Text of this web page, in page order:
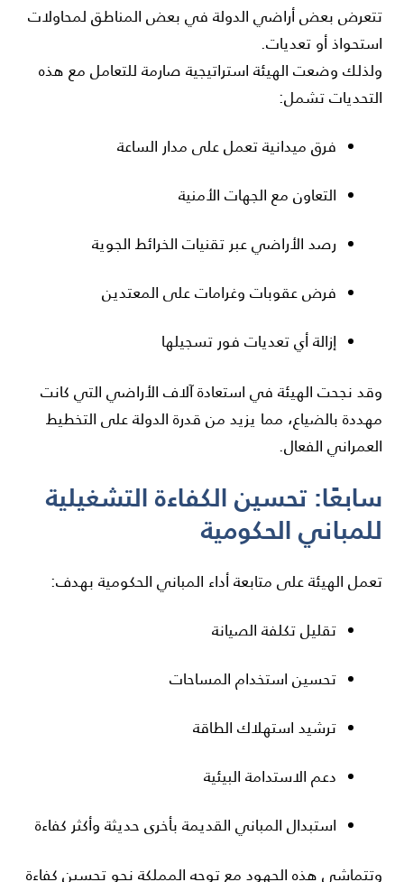
تتعرض بعض أراضي الدولة في بعض المناطق لمحاولات
استحواذ أو تعديات.
ولذلك وضعت الهيئة استراتيجية صارمة للتعامل مع هذه
التحديات تشمل:
فرق ميدانية تعمل على مدار الساعة
التعاون مع الجهات الأمنية
رصد الأراضي عبر تقنيات الخرائط الجوية
فرض عقوبات وغرامات على المعتدين
إزالة أي تعديات فور تسجيلها
وقد نجحت الهيئة في استعادة آلاف الأراضي التي كانت
مهددة بالضياع، مما يزيد من قدرة الدولة على التخطيط
العمراني الفعال.
سابعًا: تحسين الكفاءة التشغيلية
للمباني الحكومية
تعمل الهيئة على متابعة أداء المباني الحكومية بهدف:
تقليل تكلفة الصيانة
تحسين استخدام المساحات
ترشيد استهلاك الطاقة
دعم الاستدامة البيئية
استبدال المباني القديمة بأخرى حديثة وأكثر كفاءة
وتتماشى هذه الجهود مع توجه المملكة نحو تحسين كفاءة